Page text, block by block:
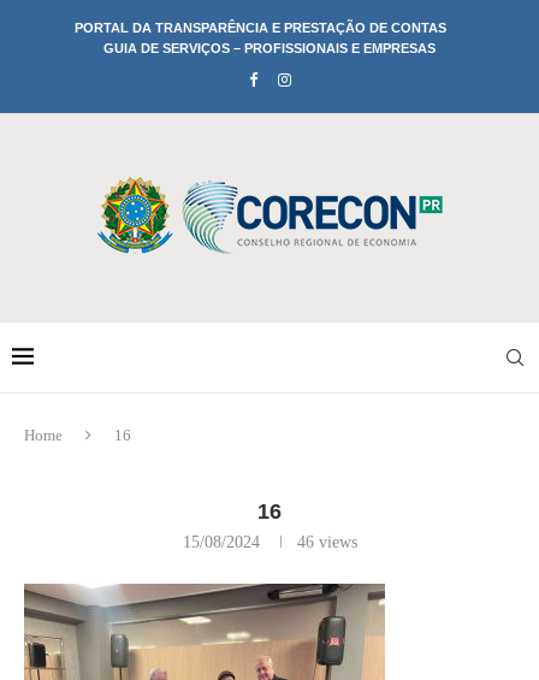
PORTAL DA TRANSPARÊNCIA E PRESTAÇÃO DE CONTAS
GUIA DE SERVIÇOS – PROFISSIONAIS E EMPRESAS
Home 16
16
15/08/2024 46views